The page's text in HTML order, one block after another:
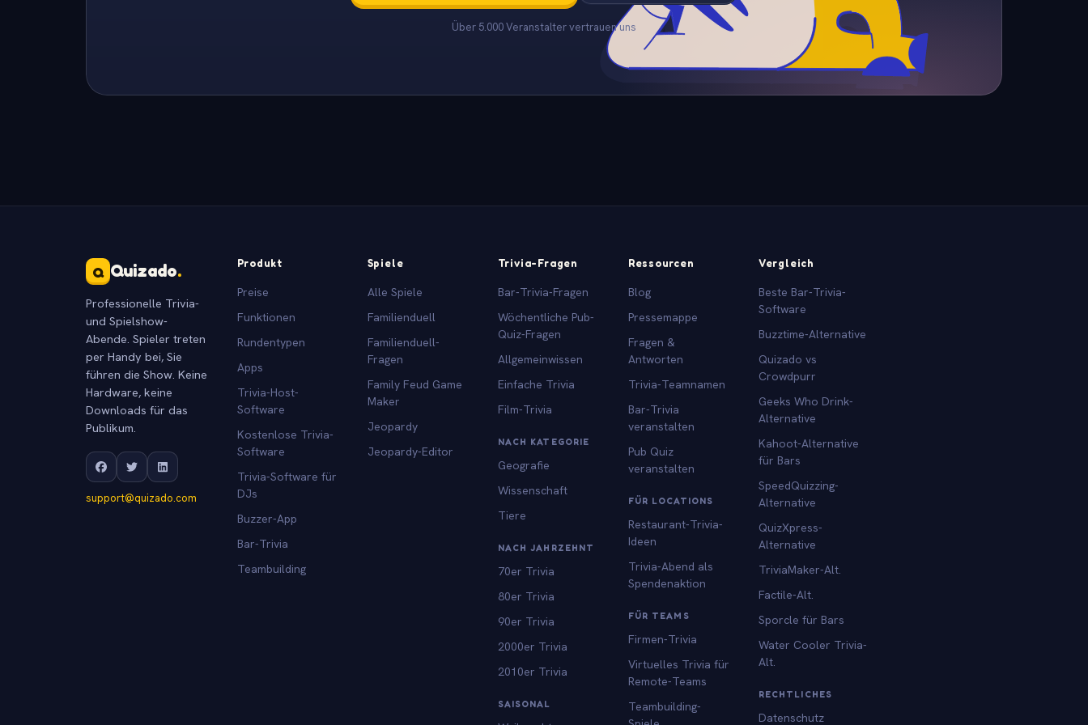
Über 5.000 Veranstalter vertrauen uns
Q Quizado.
Professionelle Trivia-
und Spielshow-
Abende. Spieler treten
per Handy bei, Sie
führen die Show. Keine
Hardware, keine
Downloads für das
Publikum.
support@quizado.com
Produkt
Preise
Funktionen
Rundentypen
Apps
Trivia-Host-
Software
Kostenlose Trivia-
Software
Trivia-Software für
DJs
Buzzer-App
Bar-Trivia
Teambuilding
Spiele
Alle Spiele
Familienduell
Familienduell-
Fragen
Family Feud Game
Maker
Jeopardy
Jeopardy-Editor
Trivia-Fragen
Bar-Trivia-Fragen
Wöchentliche Pub-
Quiz-Fragen
Allgemeinwissen
Einfache Trivia
Film-Trivia
NACH KATEGORIE
Geografie
Wissenschaft
Tiere
NACH JAHRZEHNT
70er Trivia
80er Trivia
90er Trivia
2000er Trivia
2010er Trivia
SAISONAL
Ressourcen
Blog
Pressemappe
Fragen &
Antworten
Trivia-Teamnamen
Bar-Trivia
veranstalten
Pub Quiz
veranstalten
FÜR LOCATIONS
Restaurant-Trivia-
Ideen
Trivia-Abend als
Spendenaktion
FÜR TEAMS
Firmen-Trivia
Virtuelles Trivia für
Remote-Teams
Teambuilding-
Vergleich
Beste Bar-Trivia-
Software
Buzztime-Alternative
Quizado vs
Crowdpurr
Geeks Who Drink-
Alternative
Kahoot-Alternative
für Bars
SpeedQuizzing-
Alternative
QuizXpress-
Alternative
TriviaMaker-Alt.
Factile-Alt.
Sporcle für Bars
Water Cooler Trivia-
Alt.
RECHTLICHES
Datenschutz